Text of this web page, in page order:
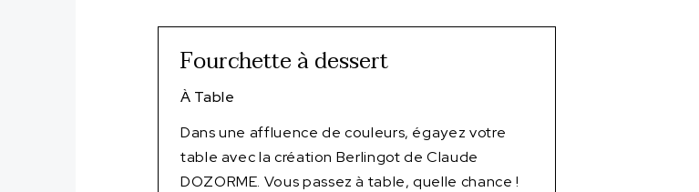
Fourchette à dessert
À Table
Dans une affluence de couleurs, égayez votre
table avec la création Berlingot de Claude
DOZORME. Vous passez à table, quelle chance !